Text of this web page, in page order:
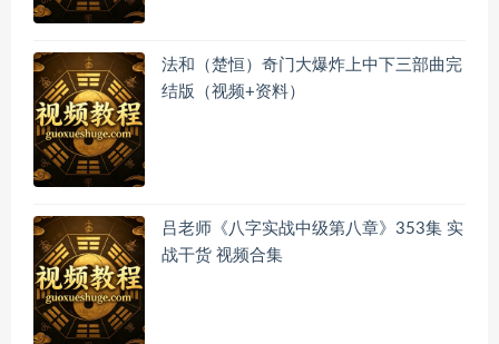
法和（楚恒）奇门大爆炸上中下三部曲完
结版（视频+资料）
吕老师《八字实战中级第八章》353集 实
战干货 视频合集